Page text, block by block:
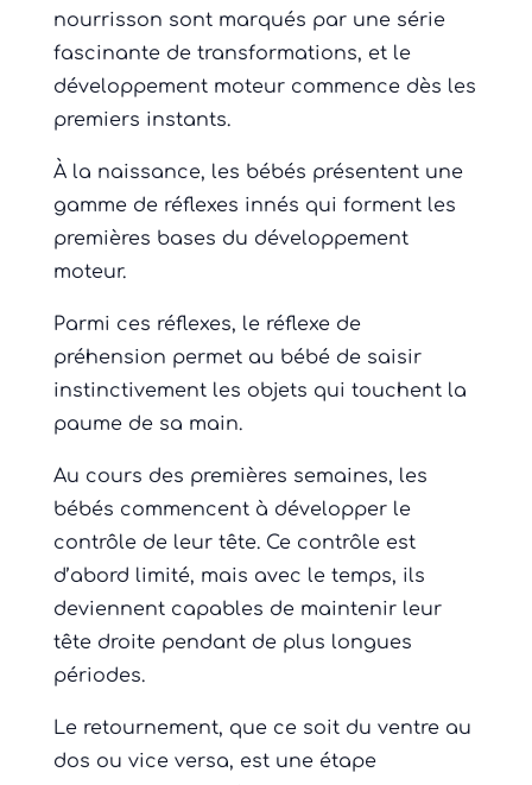
nourrisson sont marqués par une série
fascinante de transformations, et le
développement moteur commence dès les
premiers instants.
À la naissance, les bébés présentent une
gamme de réflexes innés qui forment les
premières bases du développement
moteur.
Parmi ces réflexes, le réflexe de
préhension permet au bébé de saisir
instinctivement les objets qui touchent la
paume de sa main.
Au cours des premières semaines, les
bébés commencent à développer le
contrôle de leur tête. Ce contrôle est
d’abord limité, mais avec le temps, ils
deviennent capables de maintenir leur
tête droite pendant de plus longues
périodes.
Le retournement, que ce soit du ventre au
dos ou vice versa, est une étape